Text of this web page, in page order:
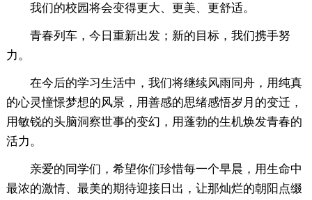
我们的校园将会变得更大、更美、更舒适。
青春列车，今日重新出发；新的目标，我们携手努
力。
在今后的学习生活中，我们将继续风雨同舟，用纯真
的心灵憧憬梦想的风景，用善感的思绪感悟岁月的变迁，
用敏锐的头脑洞察世事的变幻，用蓬勃的生机焕发青春的
活力。
亲爱的同学们，希望你们珍惜每一个早晨，用生命中
最浓的激情、最美的期待迎接日出，让那灿烂的朝阳点缀